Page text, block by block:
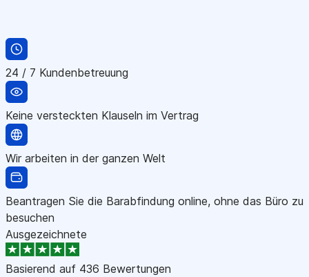
24 / 7 Kundenbetreuung
Keine versteckten Klauseln im Vertrag
Wir arbeiten in der ganzen Welt
Beantragen Sie die Barabfindung online, ohne das Büro zu
besuchen
Ausgezeichnete
Basierend auf 436 Bewertungen